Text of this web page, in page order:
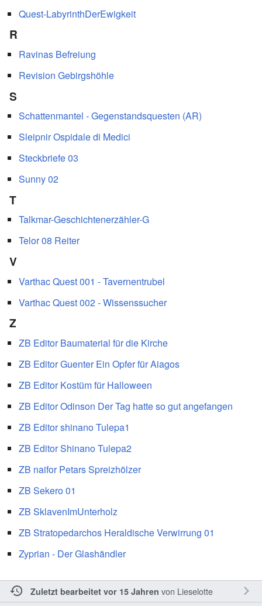
Quest-LabyrinthDerEwigkeit
R
Ravinas Befreiung
Revision Gebirgshöhle
S
Schattenmantel - Gegenstandsquesten (AR)
Sleipnir Ospidale di Medici
Steckbriefe 03
Sunny 02
T
Talkmar-Geschichtenerzähler-G
Telor 08 Reiter
V
Varthac Quest 001 - Tavernentrubel
Varthac Quest 002 - Wissenssucher
Z
ZB Editor Baumaterial für die Kirche
ZB Editor Guenter Ein Opfer für Aiagos
ZB Editor Kostüm für Halloween
ZB Editor Odinson Der Tag hatte so gut angefangen
ZB Editor shinano Tulepa1
ZB Editor Shinano Tulepa2
ZB naifor Petars Spreizhölzer
ZB Sekero 01
ZB SklavenImUnterholz
ZB Stratopedarchos Heraldische Verwirrung 01
Zyprian - Der Glashändler
Zuletzt bearbeitet vor 15 Jahren von Lieselotte